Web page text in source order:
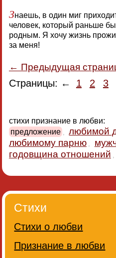
Знаешь, в один миг
человек, который раньше
родным. Я хочу жизнь
за меня!
← Предыдущая
Страницы: ← 1 2 3
стихи признание в любви:
предложение
любимой
любимому парню
годовщина отношений
Стихи
Стихи о любви
Признание в любви